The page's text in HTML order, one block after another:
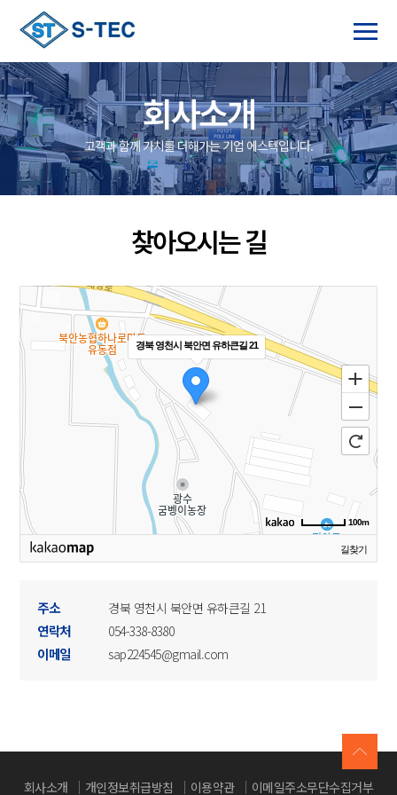
회사소개
고객과 함께 가치를 더해가는 기업 에스텍입니다.
찾아오시는 길
경북 영천시 북안면 유하큰길 21
100m
길찾기
주소 경북 영천시 북안면 유하큰길 21
연락처 054-338-8380
이메일 sap224545@gmail.com
회사소개 개인정보취급방침 이용약관 이메일주소무단수집거부